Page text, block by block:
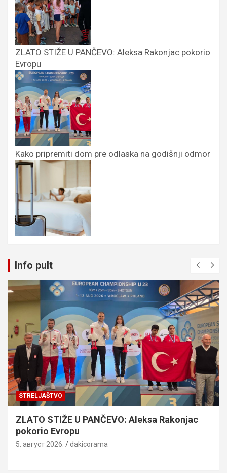
ZLATO STIŽE U PANČEVO: Aleksa Rakonjac pokorio
Evropu
Kako pripremiti dom pre odlaska na godišnji odmor
Info pult
STRELJAŠTVO
ZLATO STIŽE U PANČEVO: Aleksa Rakonjac
pokorio Evropu
5. август 2026. dakicorama